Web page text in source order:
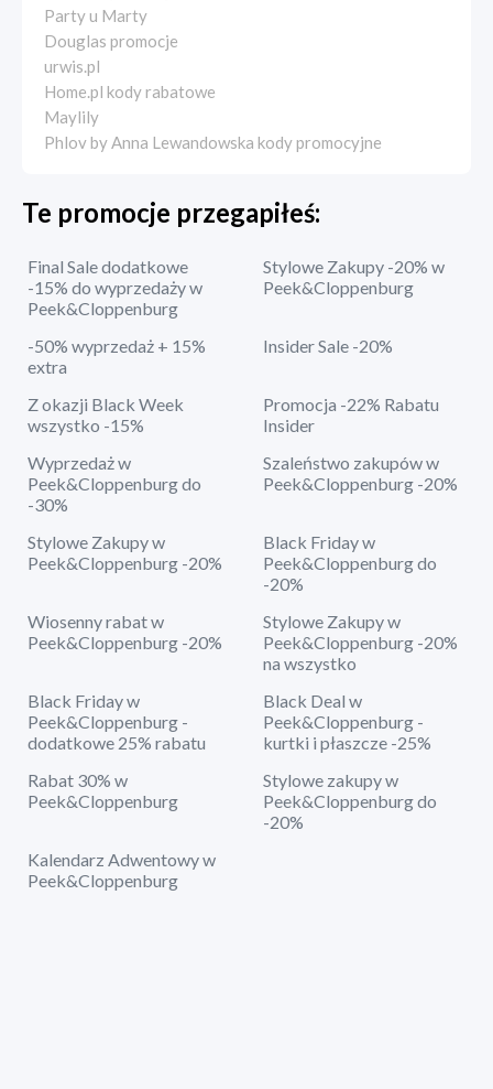
Party u Marty
Douglas promocje
urwis.pl
Home.pl kody rabatowe
Maylily
Phlov by Anna Lewandowska kody promocyjne
Te promocje przegapiłeś:
Final Sale dodatkowe
-15% do wyprzedaży w
Peek&Cloppenburg
Stylowe Zakupy -20% w
Peek&Cloppenburg
-50% wyprzedaż + 15%
extra
Insider Sale -20%
Z okazji Black Week
wszystko -15%
Promocja -22% Rabatu
Insider
Wyprzedaż w
Peek&Cloppenburg do
-30%
Szaleństwo zakupów w
Peek&Cloppenburg -20%
Stylowe Zakupy w
Peek&Cloppenburg -20%
Black Friday w
Peek&Cloppenburg do
-20%
Wiosenny rabat w
Peek&Cloppenburg -20%
Stylowe Zakupy w
Peek&Cloppenburg -20%
na wszystko
Black Friday w
Peek&Cloppenburg -
dodatkowe 25% rabatu
Black Deal w
Peek&Cloppenburg -
kurtki i płaszcze -25%
Rabat 30% w
Peek&Cloppenburg
Stylowe zakupy w
Peek&Cloppenburg do
-20%
Kalendarz Adwentowy w
Peek&Cloppenburg